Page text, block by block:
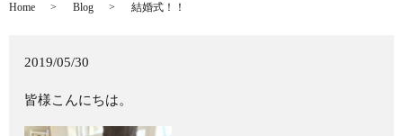
Home Blog 結婚式！！
2019/05/30
皆様こんにちは。